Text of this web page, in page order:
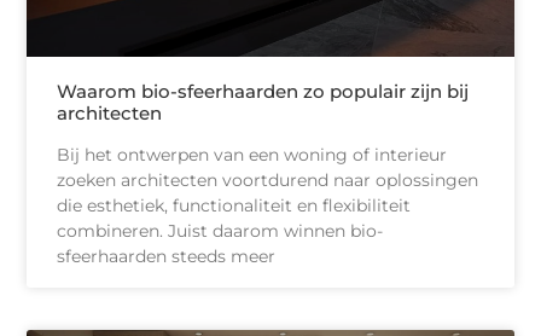
Waarom bio-sfeerhaarden zo populair zijn bij
architecten
Bij het ontwerpen van een woning of interieur
zoeken architecten voortdurend naar oplossingen
die esthetiek, functionaliteit en flexibiliteit
combineren. Juist daarom winnen bio-
sfeerhaarden steeds meer